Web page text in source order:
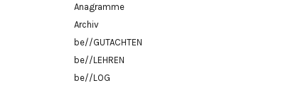
Anagramme
Archiv
be//GUTACHTEN
be//LEHREN
be//LOG